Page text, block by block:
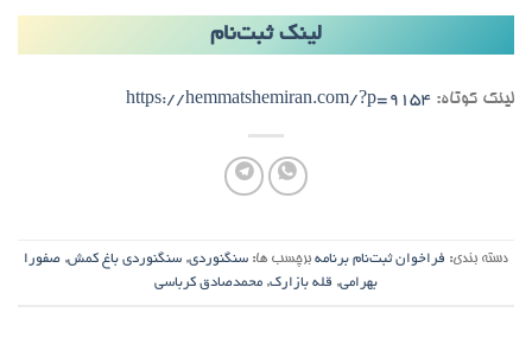
لینک ثبت‌نام
لینک کوتاه: https://hemmatshemiran.com/?p=9154
دسته بندی: فراخوان ثبت‌نام برنامه برچسب ها: سنگنوردی, سنگنوردی باغ کمش, صفورا
بهرامی, قله بازارک, محمدصادق کرباسی